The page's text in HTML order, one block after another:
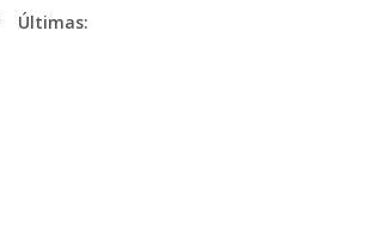
Últimas: